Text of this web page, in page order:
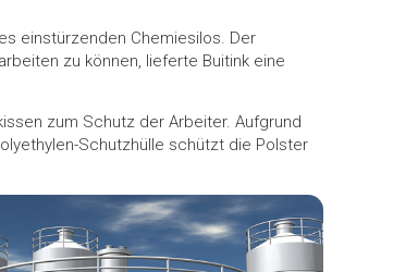
einstürzenden Chemiesilos. Der
zu können, lieferte Buitink eine
zum Schutz der Arbeiter. Aufgrund
Schutzhülle schützt die Polster